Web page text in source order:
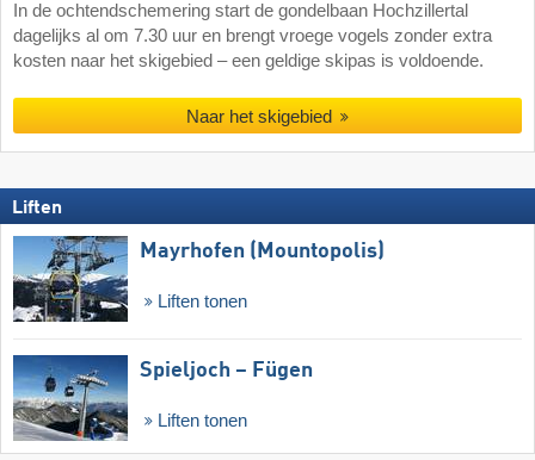
In de ochtendschemering start de gondelbaan Hochzillertal
dagelijks al om 7.30 uur en brengt vroege vogels zonder extra
kosten naar het skigebied – een geldige skipas is voldoende.
Naar het skigebied
Liften
Mayrhofen (Mountopolis)
Liften tonen
Spieljoch – Fügen
Liften tonen